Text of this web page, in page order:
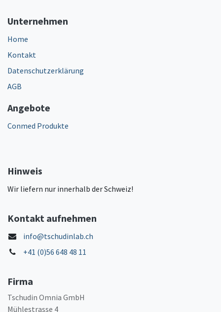
Unternehmen
Home
Kontakt
Datenschutzerklärung
AGB
Angebote
Conmed Produkte
Hinweis
Wir liefern nur innerhalb der Schweiz!
Kontakt aufnehmen
info@tschudinlab.ch
+41 (0)56 648 48 11
Firma
Tschudin Omnia GmbH
Mühlestrasse 4